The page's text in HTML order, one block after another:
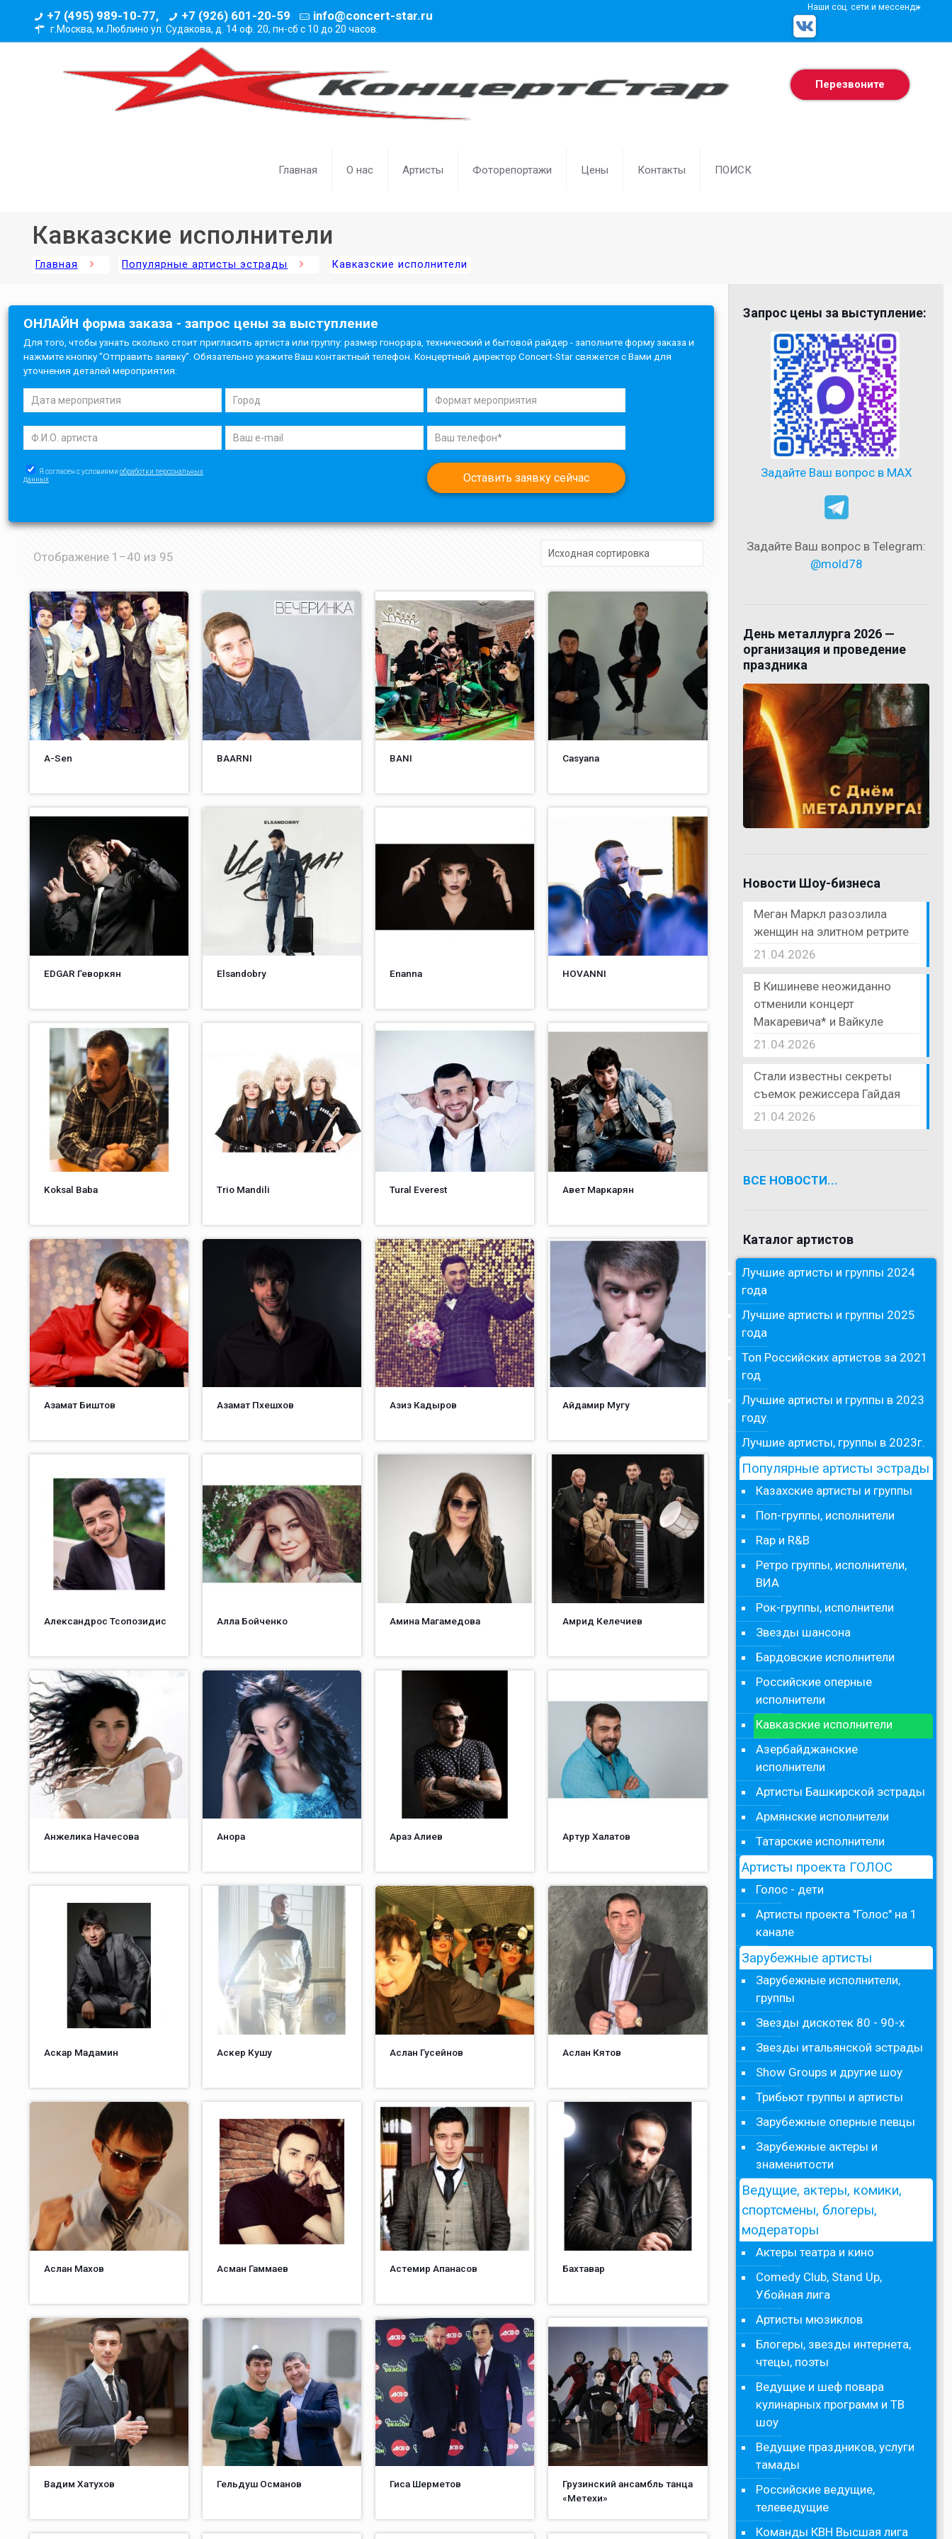
+7 (495) 989-10-77, +7 (926) 601-20-59 info@concert-star.ru
г.Москва, м.Люблино ул. Судакова, д. 14 оф. 20, пн-сб с 10 до 20 часов.
Наши соц. сети и мессенджеры
Главная О нас Артисты Фоторепортажи Цены Контакты ПОИСК
Перезвоните
Кавказские исполнители
Главная Популярные артисты эстрады Кавказские исполнители
ОНЛАЙН форма заказа - запрос цены за выступление
Для того, чтобы узнать сколько стоит пригласить артиста или группу: размер гонорара, технический и бытовой райдер - заполните форму заказа и
нажмите кнопку "Отправить заявку". Обязательно укажите Ваш контактный телефон. Концертный директор Concert-Star свяжется с Вами для
уточнения деталей мероприятия:
Я согласен с условиями обработки персональных
данных
Отображение 1–40 из 95
A-Sen BAARNI BANI Casyana
EDGAR Геворкян Elsandobry Enanna HOVANNI
Koksal Baba Trio Mandili Tural Everest Авет Маркарян
Азамат Биштов Азамат Пхешхов Азиз Кадыров Айдамир Мугу
Александрос Тсопозидис Алла Бойченко Амина Магамедова Амрид Келечиев
Анжелика Начесова Анора Араз Алиев Артур Халатов
Аскар Мадамин Аскер Кушу Аслан Гусейнов Аслан Кятов
Аслан Махов Асман Гаммаев Астемир Апанасов Бахтавар
Вадим Хатухов Гельдуш Османов Гиса Шерметов
Грузинский ансамбль танца
«Метехи»
Запрос цены за выступление:
Задайте Ваш вопрос в MAX
Задайте Ваш вопрос в Telegram:
@mold78
День металлурга 2026 —
организация и проведение
праздника
Новости Шоу-бизнеса
Меган Маркл разозлила
женщин на элитном ретрите
21.04.2026
В Кишиневе неожиданно
отменили концерт
Макаревича* и Вайкуле
21.04.2026
Стали известны секреты
съемок режиссера Гайдая
21.04.2026
ВСЕ НОВОСТИ...
Каталог артистов
Лучшие артисты и группы 2024
года
Лучшие артисты и группы 2025
года
Топ Российских артистов за 2021
год
Лучшие артисты и группы в 2023
году.
Лучшие артисты, группы в 2023г.
Популярные артисты эстрады
Казахские артисты и группы
Поп-группы, исполнители
Rap и R&B
Ретро группы, исполнители,
ВИА
Рок-группы, исполнители
Звезды шансона
Бардовские исполнители
Российские оперные
исполнители
Кавказские исполнители
Азербайджанские
исполнители
Артисты Башкирской эстрады
Армянские исполнители
Татарские исполнители
Артисты проекта ГОЛОС
Голос - дети
Артисты проекта "Голос" на 1
канале
Зарубежные артисты
Зарубежные исполнители,
группы
Звезды дискотек 80 - 90-х
Звезды итальянской эстрады
Show Groups и другие шоу
Трибьют группы и артисты
Зарубежные оперные певцы
Зарубежные актеры и
знаменитости
Ведущие, актеры, комики,
спортсмены, блогеры,
модераторы
Актеры театра и кино
Comedy Club, Stand Up,
Убойная лига
Артисты мюзиклов
Блогеры, звезды интернета,
чтецы, поэты
Ведущие и шеф повара
кулинарных программ и ТВ
шоу
Ведущие праздников, услуги
тамады
Российские ведущие,
телеведущие
Команды КВН Высшая лига